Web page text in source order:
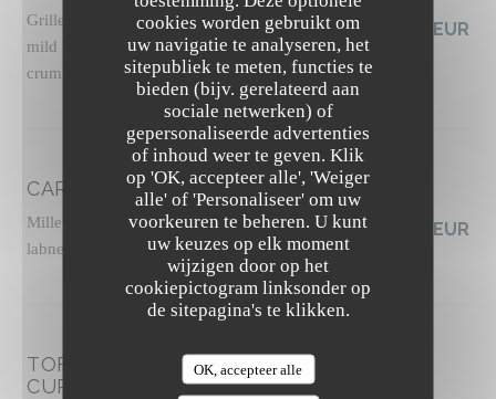
cookies worden gebruikt om
uw navigatie te analyseren, het
sitepubliek te meten, functies te
bieden (bijv. gerelateerd aan
sociale netwerken) of
gepersonaliseerde advertenties
of inhoud weer te geven. Klik
op 'OK, accepteer alle', 'Weiger
alle' of 'Personaliseer' om uw
voorkeuren te beheren. U kunt
uw keuzes op elk moment
wijzigen door op het
cookiepictogram linksonder op
de sitepagina's te klikken.
OK, accepteer alle
Grilled panisse, slow-roasted tomato sauce with
mild harissa, basil pesto, pickled celery, pine nut
crumble, basil shoots
Allergenenlijst
19,50 EUR
CARROTS FATTOUSH-STYLE
Millet tabbouleh with fresh herbs, vegan tahini
labneh, zhoug sauce, almond dukkah, socca crisps
Allergenenlijst
19,00 EUR
TOFU "MALFATTI" WITH GREEN
CURRY
The Friendly Kitchen